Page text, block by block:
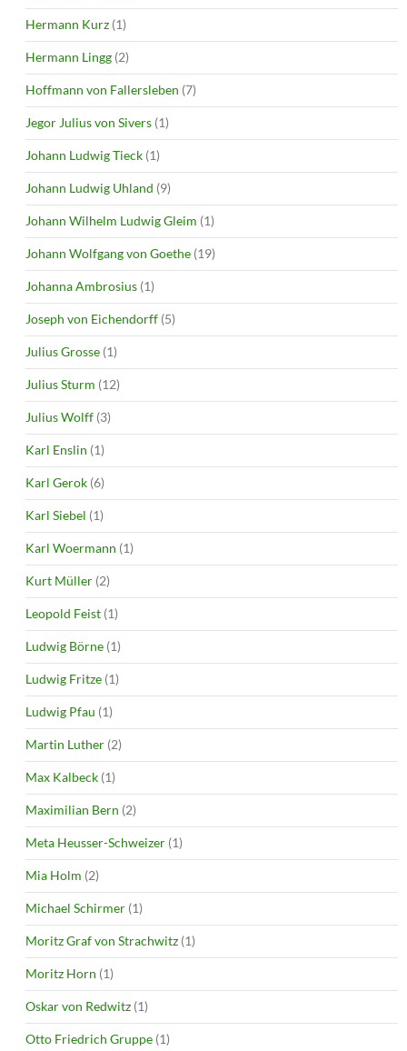
Hermann Kurz (1)
Hermann Lingg (2)
Hoffmann von Fallersleben (7)
Jegor Julius von Sivers (1)
Johann Ludwig Tieck (1)
Johann Ludwig Uhland (9)
Johann Wilhelm Ludwig Gleim (1)
Johann Wolfgang von Goethe (19)
Johanna Ambrosius (1)
Joseph von Eichendorff (5)
Julius Grosse (1)
Julius Sturm (12)
Julius Wolff (3)
Karl Enslin (1)
Karl Gerok (6)
Karl Siebel (1)
Karl Woermann (1)
Kurt Müller (2)
Leopold Feist (1)
Ludwig Börne (1)
Ludwig Fritze (1)
Ludwig Pfau (1)
Martin Luther (2)
Max Kalbeck (1)
Maximilian Bern (2)
Meta Heusser-Schweizer (1)
Mia Holm (2)
Michael Schirmer (1)
Moritz Graf von Strachwitz (1)
Moritz Horn (1)
Oskar von Redwitz (1)
Otto Friedrich Gruppe (1)